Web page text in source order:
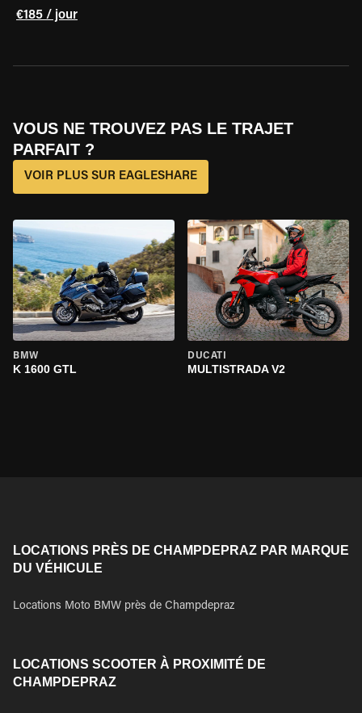
€185 / jour
VOUS NE TROUVEZ PAS LE TRAJET
PARFAIT ?
VOIR PLUS SUR EAGLESHARE
BMW
K 1600 GTL
DUCATI
MULTISTRADA V2
LOCATIONS PRÈS DE CHAMPDEPRAZ PAR MARQUE
DU VÉHICULE
Locations Moto BMW près de Champdepraz
LOCATIONS SCOOTER À PROXIMITÉ DE
CHAMPDEPRAZ